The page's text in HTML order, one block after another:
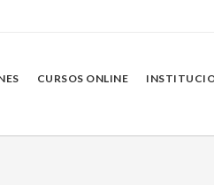
CURSOS ONLINE